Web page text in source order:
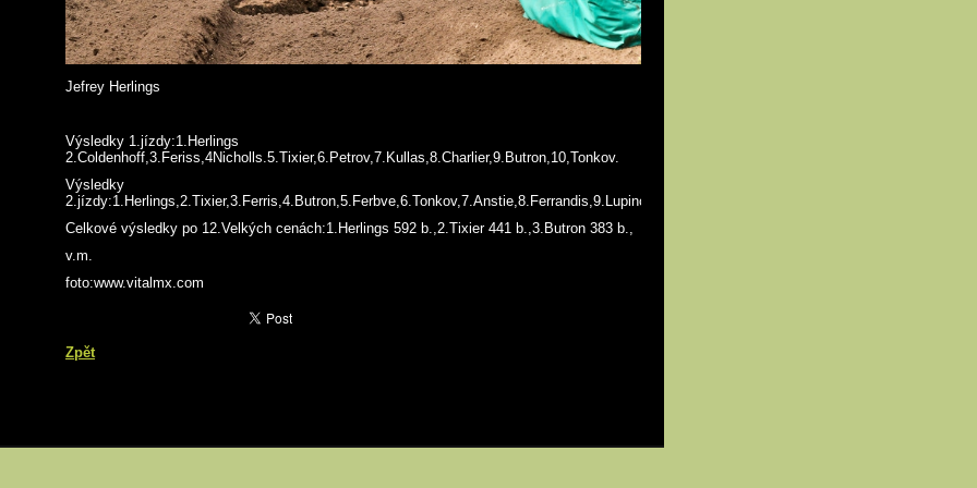
Jefrey Herlings
Výsledky 1.jízdy:1.Herlings
2.Coldenhoff,3.Feriss,4Nicholls.5.Tixier,6.Petrov,7.Kullas,8.Charlier,9.Butron,10,Tonkov.
Výsledky
2.jízdy:1.Herlings,2.Tixier,3.Ferris,4.Butron,5.Ferbve,6.Tonkov,7.Anstie,8.Ferrandis,9.Lupino,10.Kullas.
Celkové výsledky po 12.Velkých cenách:1.Herlings 592 b.,2.Tixier 441 b.,3.Butron 383 b.,
v.m.
foto:www.vitalmx.com
Zpět